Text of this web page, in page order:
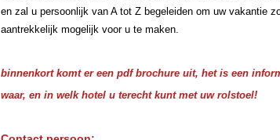
en zal u persoonlijk van A tot Z begeleiden om uw vakantie
aantrekkelijk mogelijk voor u te maken.
binnenkort komt er een pdf brochure uit, het is een
waar, en in welk hotel u terecht kunt met uw rolstoel!